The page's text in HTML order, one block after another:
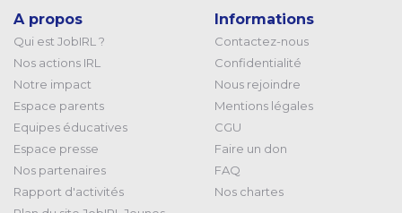
A propos
Qui est JobIRL ?
Nos actions IRL
Notre impact
Espace parents
Equipes éducatives
Espace presse
Nos partenaires
Rapport d'activités
Informations
Contactez-nous
Confidentialité
Nous rejoindre
Mentions légales
CGU
Faire un don
FAQ
Nos chartes